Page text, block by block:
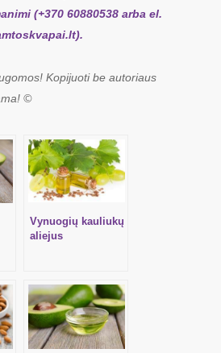
(+370 60880538 arba el.
).
Kopijuoti be autoriaus
©
Vynuogių kauliukų
aliejus